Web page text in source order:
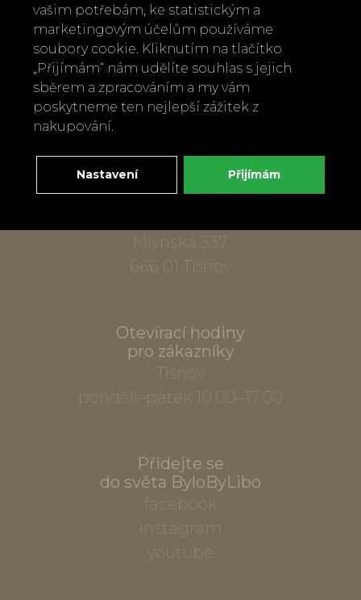
Zavolejte nám
+420 737 886 915
Napište nám
info@bylobylibo.cz
Mlýnská 337
666 01 Tišnov
Otevírací hodiny
pro zákazníky
Tišnov
pondělí–pátek 10.00–17.00
Přidejte se
do světa ByloByLibo
facebook
instagram
youtube
vašim potřebám, ke statistickým a
marketingovým účelům používáme
soubory cookie. Kliknutím na tlačítko
„Přijímám“ nám udělíte souhlas s jejich
sběrem a zpracováním a my vám
poskytneme ten nejlepší zážitek z
nakupování.
Nastavení Přijímám